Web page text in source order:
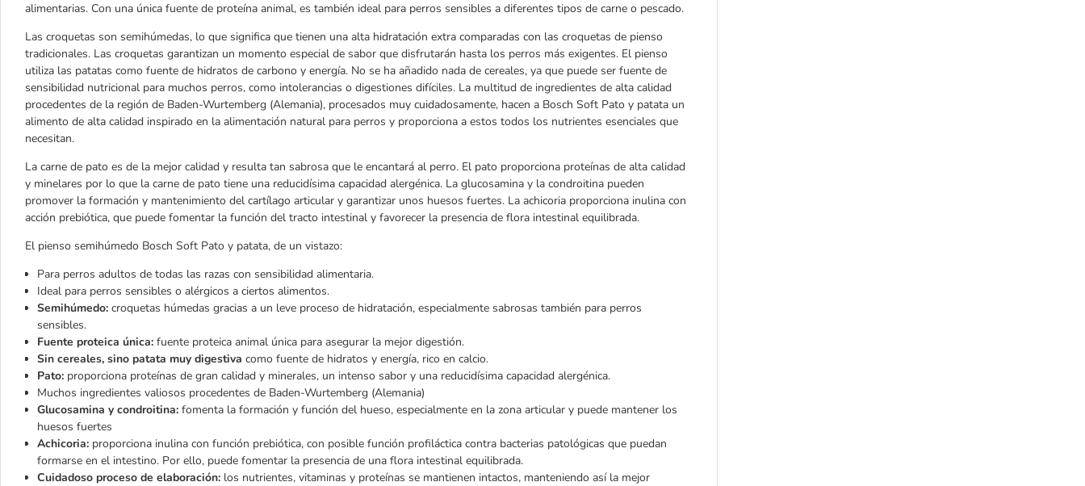
alimentarias. Con una única fuente de proteína animal, es también ideal para perros sensibles a diferentes tipos de carne o pescado.
Las croquetas son semihúmedas, lo que significa que tienen una alta hidratación extra comparadas con las croquetas de pienso
tradicionales. Las croquetas garantizan un momento especial de sabor que disfrutarán hasta los perros más exigentes. El pienso
utiliza las patatas como fuente de hidratos de carbono y energía. No se ha añadido nada de cereales, ya que puede ser fuente de
sensibilidad nutricional para muchos perros, como intolerancias o digestiones difíciles. La multitud de ingredientes de alta calidad
procedentes de la región de Baden-Wurtemberg (Alemania), procesados muy cuidadosamente, hacen a Bosch Soft Pato y patata un
alimento de alta calidad inspirado en la alimentación natural para perros y proporciona a estos todos los nutrientes esenciales que
necesitan.
La carne de pato es de la mejor calidad y resulta tan sabrosa que le encantará al perro. El pato proporciona proteínas de alta calidad
y minelares por lo que la carne de pato tiene una reducidísima capacidad alergénica. La glucosamina y la condroitina pueden
promover la formación y mantenimiento del cartílago articular y garantizar unos huesos fuertes. La achicoria proporciona inulina con
acción prebiótica, que puede fomentar la función del tracto intestinal y favorecer la presencia de flora intestinal equilibrada.
El pienso semihúmedo Bosch Soft Pato y patata, de un vistazo:
Para perros adultos de todas las razas con sensibilidad alimentaria.
Ideal para perros sensibles o alérgicos a ciertos alimentos.
Semihúmedo: croquetas húmedas gracias a un leve proceso de hidratación, especialmente sabrosas también para perros
sensibles.
Fuente proteica única: fuente proteica animal única para asegurar la mejor digestión.
Sin cereales, sino patata muy digestiva como fuente de hidratos y energía, rico en calcio.
Pato: proporciona proteínas de gran calidad y minerales, un intenso sabor y una reducidísima capacidad alergénica.
Muchos ingredientes valiosos procedentes de Baden-Wurtemberg (Alemania)
Glucosamina y condroitina: fomenta la formación y función del hueso, especialmente en la zona articular y puede mantener los
huesos fuertes
Achicoria: proporciona inulina con función prebiótica, con posible función profiláctica contra bacterias patológicas que puedan
formarse en el intestino. Por ello, puede fomentar la presencia de una flora intestinal equilibrada.
Cuidadoso proceso de elaboración: los nutrientes, vitaminas y proteínas se mantienen intactos, manteniendo así la mejor